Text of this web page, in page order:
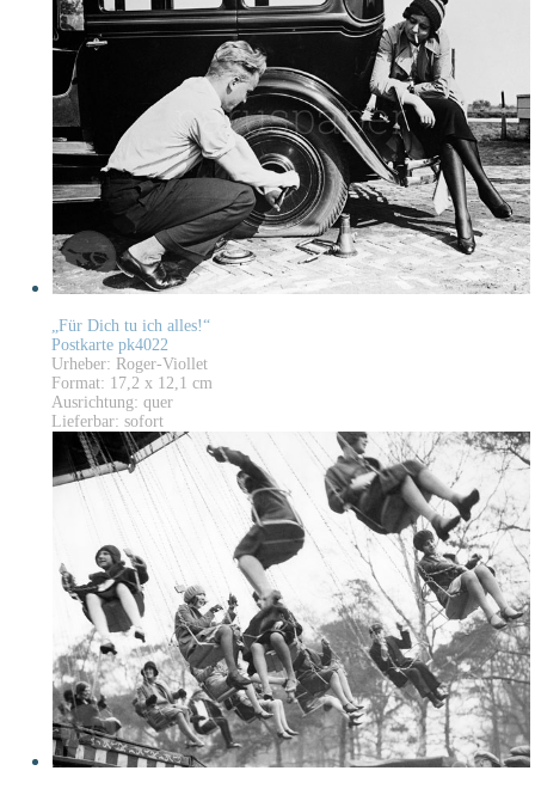
„Für Dich tu ich alles!“
Postkarte pk4022
Urheber: Roger-Viollet
Format: 17,2 x 12,1 cm
Ausrichtung: quer
Lieferbar: sofort